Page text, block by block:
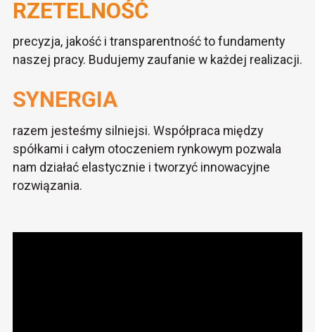
RZETELNOŚĆ
precyzja, jakość i transparentność to fundamenty
naszej pracy. Budujemy zaufanie w każdej realizacji.
SYNERGIA
razem jesteśmy silniejsi. Współpraca między
spółkami i całym otoczeniem rynkowym pozwala
nam działać elastycznie i tworzyć innowacyjne
rozwiązania.